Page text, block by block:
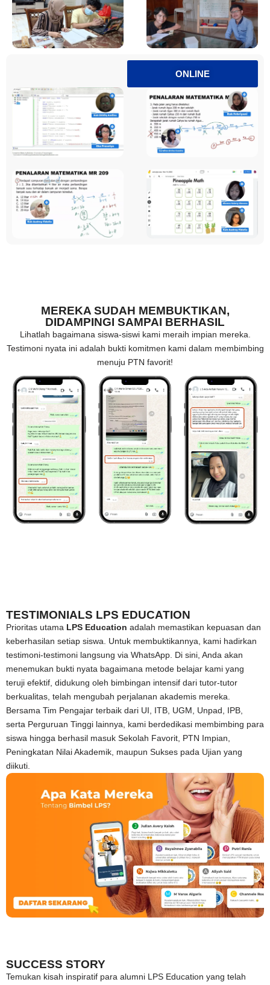
ONLINE
MEREKA SUDAH MEMBUKTIKAN,
DIDAMPINGI SAMPAI BERHASIL
Lihatlah bagaimana siswa-siswi kami meraih impian mereka.
Testimoni nyata ini adalah bukti komitmen kami dalam membimbing
menuju PTN favorit!
TESTIMONIALS LPS EDUCATION
Prioritas utama LPS Education adalah memastikan kepuasan dan
keberhasilan setiap siswa. Untuk membuktikannya, kami hadirkan
testimoni-testimoni langsung via WhatsApp. Di sini, Anda akan
menemukan bukti nyata bagaimana metode belajar kami yang
teruji efektif, didukung oleh bimbingan intensif dari tutor-tutor
berkualitas, telah mengubah perjalanan akademis mereka.
Bersama Tim Pengajar terbaik dari UI, ITB, UGM, Unpad, IPB,
serta Perguruan Tinggi lainnya, kami berdedikasi membimbing para
siswa hingga berhasil masuk Sekolah Favorit, PTN Impian,
Peningkatan Nilai Akademik, maupun Sukses pada Ujian yang
diikuti.
SUCCESS STORY
Temukan kisah inspiratif para alumni LPS Education yang telah